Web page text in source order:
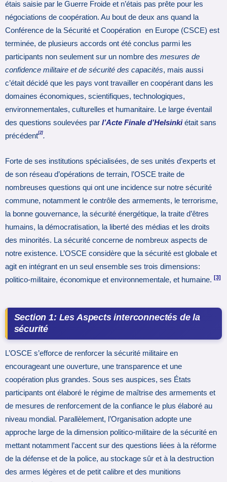
étais saisie par le Guerre Froide et n’étais pas prête pour les
négociations de coopération. Au bout de deux ans quand la
Conférence de la Sécurité et Coopération en Europe (CSCE) est
terminée, de plusieurs accords ont été conclus parmi les
participants non seulement sur un nombre des mesures de
confidence militaire et de sécurité des capacités, mais aussi
c’était décidé que les pays vont travailler en coopérant dans les
domaines économiques, scientifiques, technologiques,
environnementales, culturelles et humanitaire. Le large éventail
des questions soulevées par l’Acte Finale d’Helsinkiétait sans
précédent[2].
Forte de ses institutions spécialisées, de ses unités d’experts et
de son réseau d’opérations de terrain, l’OSCE traite de
nombreuses questions qui ont une incidence sur notre sécurité
commune, notamment le contrôle des armements, le terrorisme,
la bonne gouvernance, la sécurité énergétique, la traite d’êtres
humains, la démocratisation, la liberté des médias et les droits
des minorités. La sécurité concerne de nombreux aspects de
notre existence. L’OSCE considère que la sécurité est globale et
agit en intégrant en un seul ensemble ses trois dimensions:
politico-militaire, économique et environnementale, et humaine. [3]
Section 1: Les Aspects interconnectés de la
sécurité
L’OSCE s’efforce de renforcer la sécurité militaire en
encourageant une ouverture, une transparence et une
coopération plus grandes. Sous ses auspices, ses États
participants ont élaboré le régime de maîtrise des armements et
de mesures de renforcement de la confiance le plus élaboré au
niveau mondial. Parallèlement, l’Organisation adopte une
approche large de la dimension politico-militaire de la sécurité en
mettant notamment l’accent sur des questions liées à la réforme
de la défense et de la police, au stockage sûr et à la destruction
des armes légères et de petit calibre et des munitions